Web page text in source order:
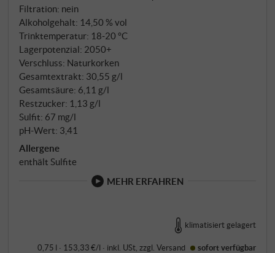
Filtration: nein
Alkoholgehalt: 14,50 % vol
Trinktemperatur: 18‑20 °C
Lagerpotenzial: 2050+
Verschluss: Naturkorken
Gesamtextrakt: 30,55 g/l
Gesamtsäure: 6,11 g/l
Restzucker: 1,13 g/l
Sulfit: 67 mg/l
pH-Wert: 3,41
Allergene
enthält Sulfite
MEHR ERFAHREN
klimatisiert gelagert
0,75 l · 153,33 €/l · inkl. USt , zzgl.Versand sofort verfügbar